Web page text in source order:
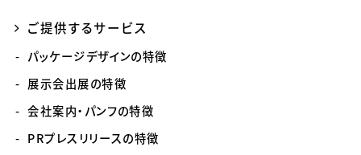
ご提供するサービス
パッケージデザインの特徴
展示会出展の特徴
会社案内・パンフの特徴
PRプレスリリースの特徴